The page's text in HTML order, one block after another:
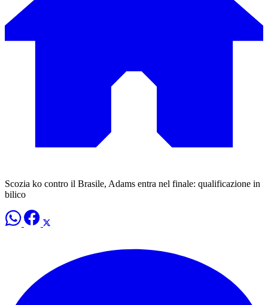
Scozia ko contro il Brasile, Adams entra nel finale: qualificazione in
bilico